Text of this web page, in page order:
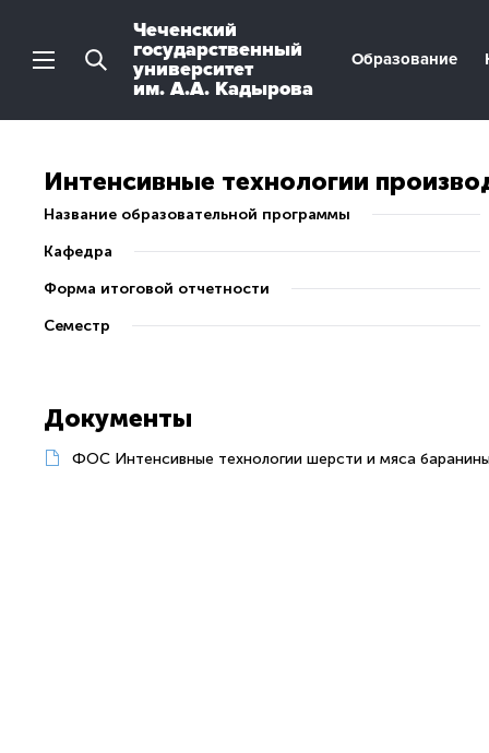
Чеченский
государственный
университет
им. А.А. Кадырова
Образование
Интенсивные технологии
Название образовательной программы
Кафедра
Форма итоговой отчетности
Семестр
Документы
ФОС Интенсивные технологии шерсти и мяса